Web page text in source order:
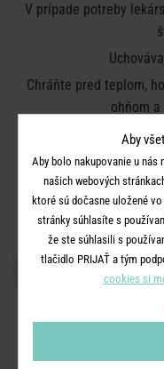
V prípade potreby
Chráňte pred teplom,
ohňom
Po
Skladujte na
Likvidácia:Obsah a
národnými a
Aby
Aby bolo nakupovanie u nás
našich webových
ktoré sú dočasne uložené
stránky súhlasíte s
že ste súhlasili s
tlačidlo PRIJAŤ a tým
cookies si